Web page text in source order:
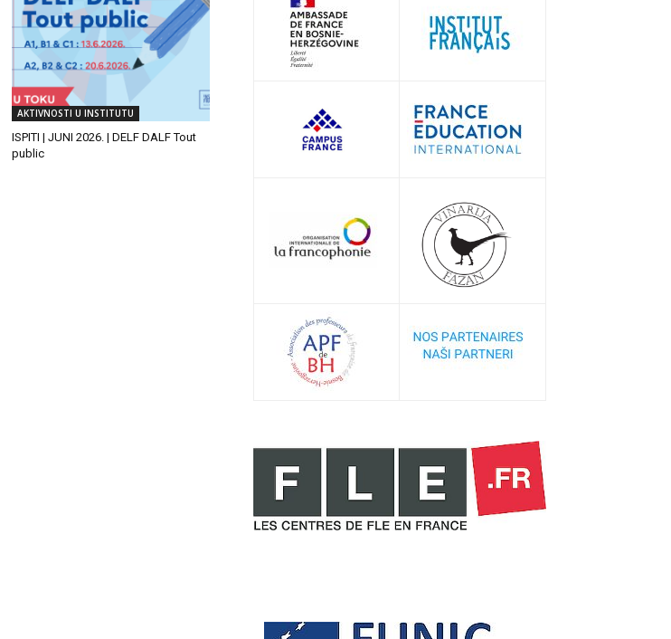
AKTIVNOSTI U INSTITUTU
ISPITI | JUNI 2026. | DELF DALF Tout
public